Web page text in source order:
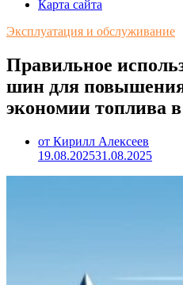
Карта сайта
Эксплуатация и обслуживание
Правильное
шин для повышения
экономии топлива
от Кирилл Алексеев
19.08.202531.08.2025